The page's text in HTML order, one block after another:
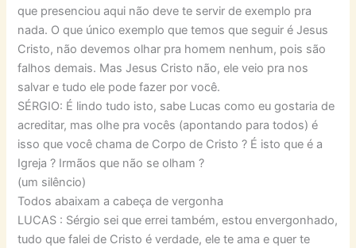
que presenciou aqui não deve te servir de exemplo pra
nada. O que único exemplo que temos que seguir é Jesus
Cristo, não devemos olhar pra homem nenhum, pois são
falhos demais. Mas Jesus Cristo não, ele veio pra nos
salvar e tudo ele pode fazer por você.
SÉRGIO: É lindo tudo isto, sabe Lucas como eu gostaria de
acreditar, mas olhe pra vocês (apontando para todos) é
isso que você chama de Corpo de Cristo ? É isto que é a
Igreja ? Irmãos que não se olham ?
(um silêncio)
Todos abaixam a cabeça de vergonha
LUCAS : Sérgio sei que errei também, estou envergonhado,
tudo que falei de Cristo é verdade, ele te ama e quer te